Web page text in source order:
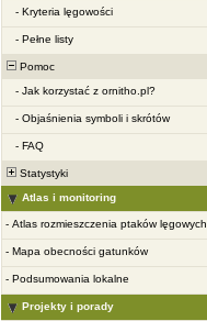
- Kryteria lęgowości
- Pełne listy
Pomoc
- Jak korzystać z ornitho.pl?
- Objaśnienia symboli i skrótów
- FAQ
Statystyki
Atlas i monitoring
- Atlas rozmieszczenia ptaków lęgowych
- Mapa obecności gatunków
- Podsumowania lokalne
Projekty i porady